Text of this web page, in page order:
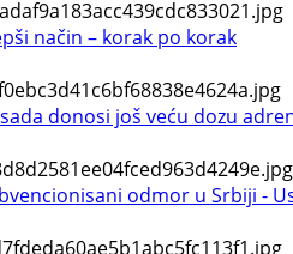
način – korak po korak
donosi još veću dozu
odmor u Srbiji -